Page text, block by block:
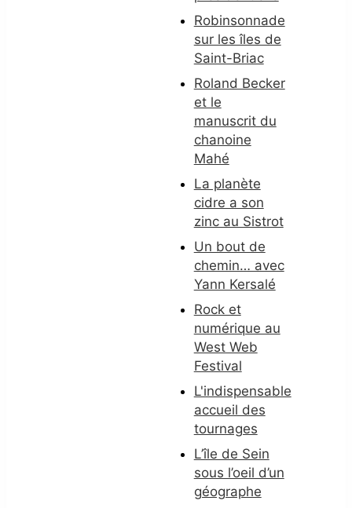
Robinsonnade
sur les îles de
Saint-Briac
Roland Becker
et le
manuscrit du
chanoine
Mahé
La planète
cidre a son
zinc au Sistrot
Un bout de
chemin… avec
Yann Kersalé
Rock et
numérique au
West Web
Festival
L'indispensable
accueil des
tournages
L’île de Sein
sous l’oeil d’un
géographe